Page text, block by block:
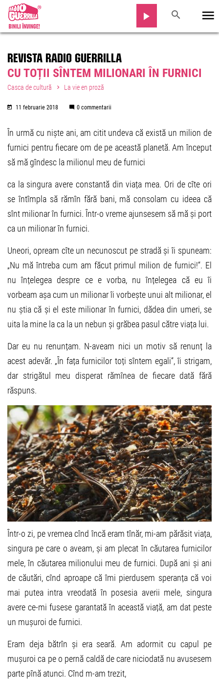
REVISTA RADIO GUERRILLA
CU TOȚII SÎNTEM MILIONARI ÎN FURNICI
Casca de cultură La vie en proză
11 februarie 2018 0 commentarii
În urmă cu niște ani, am citit undeva că există un milion de
furnici pentru fiecare om de pe această planetă. Am început
să mă gîndesc la milionul meu de furnici
ca la singura avere constantă din viața mea. Ori de cîte ori
se întîmpla să rămîn fără bani, mă consolam cu ideea că
sînt milionar în furnici. Într-o vreme ajunsesem să mă și port
ca un milionar în furnici.
Uneori, opream cîte un necunoscut pe stradă și îi spuneam:
„Nu mă întreba cum am făcut primul milion de furnici!“. El
nu înțelegea despre ce e vorba, nu înțelegea că eu îi
vorbeam așa cum un milionar îi vorbește unui alt milionar, el
nu știa că și el este milionar în furnici, dădea din umeri, se
uita la mine la ca la un nebun și grăbea pasul către viața lui.
Dar eu nu renunțam. N-aveam nici un motiv să renunț la
acest adevăr. „În fața furnicilor toți sîntem egali“, îi strigam,
dar strigătul meu disperat rămînea de fiecare dată fără
răspuns.
Într-o zi, pe vremea cînd încă eram tînăr, mi-am părăsit viața,
singura pe care o aveam, și am plecat în căutarea furnicilor
mele, în căutarea milionului meu de furnici. După ani și ani
de căutări, cînd aproape că îmi pierdusem speranța că voi
mai putea intra vreodată în posesia averii mele, singura
avere ce-mi fusese garantată în această viață, am dat peste
un mușuroi de furnici.
Eram deja bătrîn și era seară. Am adormit cu capul pe
mușuroi ca pe o pernă caldă de care niciodată nu avusesem
parte pînă atunci. Cînd m-am trezit,